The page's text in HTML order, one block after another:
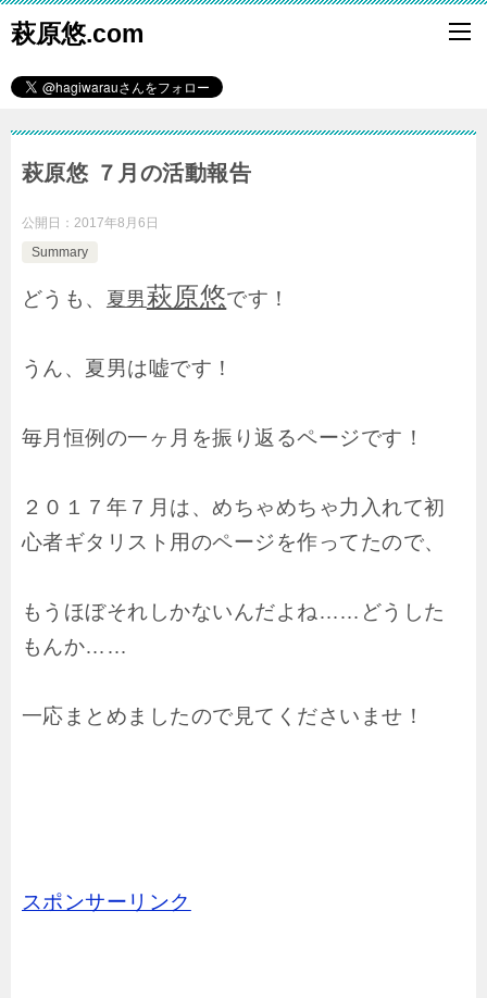
萩原悠.com
萩原悠 ７月の活動報告
公開日： 2017年8月6日
Summary
どうも、 夏男萩原悠です！
うん、夏男は嘘です！
毎月恒例の一ヶ月を振り返るページです！
２０１７年７月は、めちゃめちゃ力入れて初
心者ギタリスト用のページを作ってたので、
もうほぼそれしかないんだよね……どうした
もんか……
一応まとめましたので見てくださいませ！
スポンサーリンク